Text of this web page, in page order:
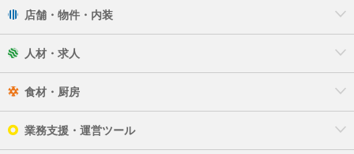
店舗・物件・内装
人材・求人
食材・厨房
業務支援・運営ツール